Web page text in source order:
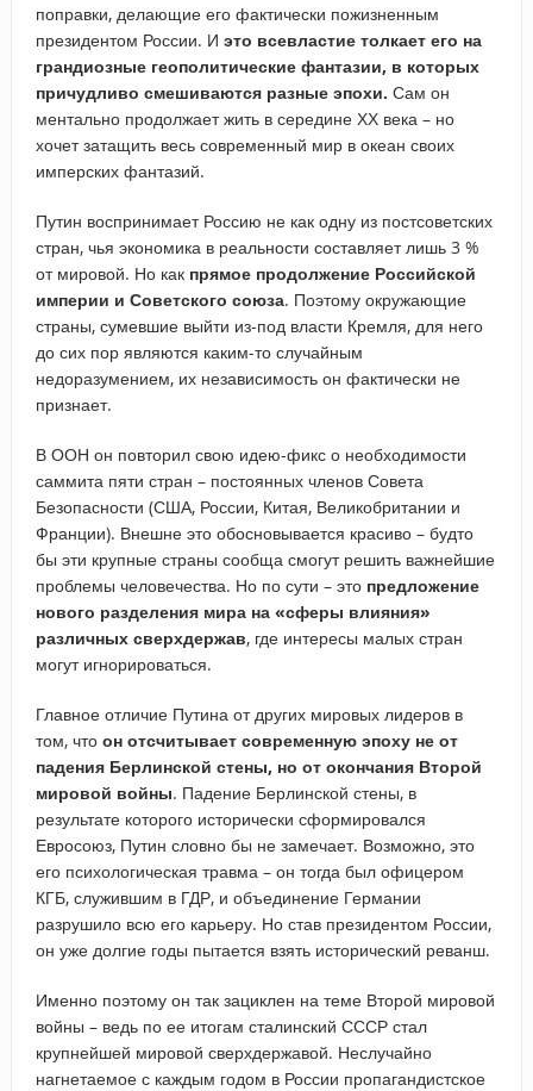
поправки, делающие его фактически пожизненным
президентом России. И это всевластие толкает его на
грандиозные геополитические фантазии, в которых
причудливо смешиваются разные эпохи. Сам он
ментально продолжает жить в середине ХХ века – но
хочет затащить весь современный мир в океан своих
имперских фантазий.
Путин воспринимает Россию не как одну из постсоветских
стран, чья экономика в реальности составляет лишь 3 %
от мировой. Но как прямое продолжение Российской
империи и Советского союза. Поэтому окружающие
страны, сумевшие выйти из-под власти Кремля, для него
до сих пор являются каким-то случайным
недоразумением, их независимость он фактически не
признает.
В ООН он повторил свою идею-фикс о необходимости
саммита пяти стран – постоянных членов Совета
Безопасности (США, России, Китая, Великобритании и
Франции). Внешне это обосновывается красиво – будто
бы эти крупные страны сообща смогут решить важнейшие
проблемы человечества. Но по сути – это предложение
нового разделения мира на «сферы влияния»
различных сверхдержав, где интересы малых стран
могут игнорироваться.
Главное отличие Путина от других мировых лидеров в
том, что он отсчитывает современную эпоху не от
падения Берлинской стены, но от окончания Второй
мировой войны. Падение Берлинской стены, в
результате которого исторически сформировался
Евросоюз, Путин словно бы не замечает. Возможно, это
его психологическая травма – он тогда был офицером
КГБ, служившим в ГДР, и объединение Германии
разрушило всю его карьеру. Но став президентом России,
он уже долгие годы пытается взять исторический реванш.
Именно поэтому он так зациклен на теме Второй мировой
войны – ведь по ее итогам сталинский СССР стал
крупнейшей мировой сверхдержавой. Неслучайно
нагнетаемое с каждым годом в России пропагандистское